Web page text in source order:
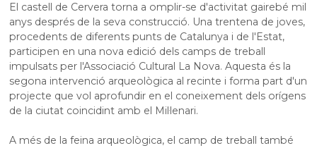
El castell de Cervera torna a omplir-se d'activitat gairebé mil
anys després de la seva construcció. Una trentena de joves,
procedents de diferents punts de Catalunya i de l'Estat,
participen en una nova edició dels camps de treball
impulsats per l'Associació Cultural La Nova. Aquesta és la
segona intervenció arqueològica al recinte i forma part d'un
projecte que vol aprofundir en el coneixement dels orígens
de la ciutat coincidint amb el Mil·lenari.
A més de la feina arqueològica, el camp de treball també